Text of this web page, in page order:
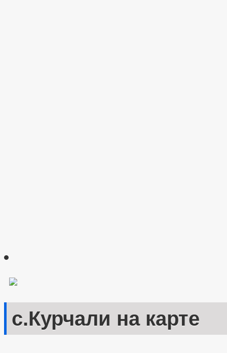
с.Курчали на карте